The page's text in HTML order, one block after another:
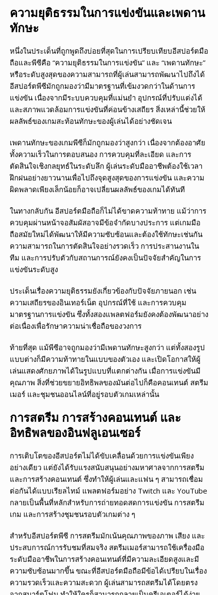
ความยุติธรรมในการแข่งขันและเพดาน
ทักษะ
หนึ่งในประเด็นที่ถูกพูดถึงบ่อยที่สุดในการเปรียบเทียบอีสปอร์ตมือ
ถือและพีซีคือ “ความยุติธรรมในการแข่งขัน” และ “เพดานทักษะ”
หรือระดับสูงสุดของความสามารถที่ผู้เล่นสามารถพัฒนาไปถึงได้
อีสปอร์ตพีซีมักถูกมองว่ามีมาตรฐานที่เข้มงวดกว่าในด้านการ
แข่งขัน เนื่องจากมีระบบควบคุมที่แม่นยำ อุปกรณ์ที่ปรับแต่งได้
และสภาพแวดล้อมการแข่งขันที่ค่อนข้างเสถียร สิ่งเหล่านี้ช่วยให้
ผลลัพธ์ของเกมสะท้อนทักษะของผู้เล่นได้อย่างชัดเจน
เพดานทักษะของเกมพีซีก็มักถูกมองว่าสูงกว่า เนื่องจากต้องอาศัย
ทั้งความเร็วในการตอบสนอง การควบคุมที่ละเอียด และการ
ตัดสินใจเชิงกลยุทธ์ในระดับลึก ผู้เล่นระดับมืออาชีพต้องใช้เวลา
ฝึกฝนอย่างยาวนานเพื่อไปถึงจุดสูงสุดของการแข่งขัน และความ
ผิดพลาดเพียงเล็กน้อยก็อาจเปลี่ยนผลลัพธ์ของเกมได้ทันที
ในทางกลับกัน อีสปอร์ตมือถือก็ไม่ได้ขาดความท้าทาย แม้ว่าการ
ควบคุมผ่านหน้าจอสัมผัสอาจมีข้อจำกัดบางประการ แต่เกมมือ
ถือสมัยใหม่ได้พัฒนาให้มีความซับซ้อนและต้องใช้ทักษะเช่นกัน
ความสามารถในการตัดสินใจอย่างรวดเร็ว การประสานงานใน
ทีม และการปรับตัวกับสถานการณ์ยังคงเป็นปัจจัยสำคัญในการ
แข่งขันระดับสูง
ประเด็นเรื่องความยุติธรรมยังเกี่ยวข้องกับปัจจัยภายนอก เช่น
ความเสถียรของอินเทอร์เน็ต อุปกรณ์ที่ใช้ และการควบคุม
มาตรฐานการแข่งขัน ซึ่งทั้งสองแพลตฟอร์มยังคงต้องพัฒนาอย่าง
ต่อเนื่องเพื่อรักษาความน่าเชื่อถือของวงการ
ท้ายที่สุด แม้พีซีอาจถูกมองว่ามีเพดานทักษะสูงกว่า แต่ทั้งสองรูป
แบบต่างก็มีความท้าทายในแบบของตัวเอง และเปิดโอกาสให้ผู้
เล่นแสดงศักยภาพได้ในรูปแบบที่แตกต่างกัน เมื่อการแข่งขันมี
คุณภาพ สิ่งที่ช่วยขยายอิทธิพลของมันต่อไปก็คือคอนเทนต์ สตรีม
เมอร์ และชุมชนออนไลน์ที่อยู่รอบตัวเกมเหล่านั้น
การสตรีม การสร้างคอนเทนต์ และ
อิทธิพลของอินฟลูเอนเซอร์
การเติบโตของอีสปอร์ตไม่ได้ขับเคลื่อนด้วยการแข่งขันเพียง
อย่างเดียว แต่ยังได้รับแรงสนับสนุนอย่างมหาศาลจากการสตรีม
และการสร้างคอนเทนต์ ซึ่งทำให้ผู้เล่นและแฟน ๆ สามารถเชื่อม
ต่อกันได้แบบเรียลไทม์ แพลตฟอร์มอย่าง Twitch และ YouTube
กลายเป็นพื้นที่หลักสำหรับการถ่ายทอดสดการแข่งขัน การสตรีม
เกม และการสร้างชุมชนรอบตัวเกมต่าง ๆ
สำหรับอีสปอร์ตพีซี การสตรีมมักเน้นคุณภาพของภาพ เสียง และ
ประสบการณ์การรับชมที่สมจริง สตรีมเมอร์สามารถใช้เครื่องมือ
ระดับมืออาชีพในการสร้างคอนเทนต์ที่มีความละเอียดสูงและมี
ความซับซ้อนมากขึ้น ขณะที่อีสปอร์ตมือถือมีข้อได้เปรียบในเรื่อง
ความรวดเร็วและความสะดวก ผู้เล่นสามารถสตรีมได้โดยตรง